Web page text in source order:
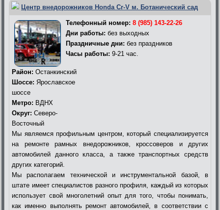
Центр внедорожников Honda Cr-V м. Ботанический сад
Телефонный номер: 8 (985) 143-22-26
Дни работы: без выходных
Праздничные дни: без праздников
Часы работы: 9-21 час.
Район: Останкинский
Шоссе: Ярославское
шоссе
Метро: ВДНХ
Округ: Северо-
Восточный
Мы являемся профильным центром, который специализируется
на ремонте рамных внедорожников, кроссоверов и других
автомобилей данного класса, а также транспортных средств
других категорий.
Мы располагаем технической и инструментальной базой, в
штате имеет специалистов разного профиля, каждый из которых
использует свой многолетний опыт для того, чтобы понимать,
как именно выполнять ремонт автомобилей, в соответствии с